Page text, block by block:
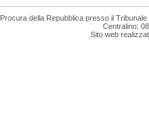
Procura della Repubblica presso il
Centralino:
Sito web